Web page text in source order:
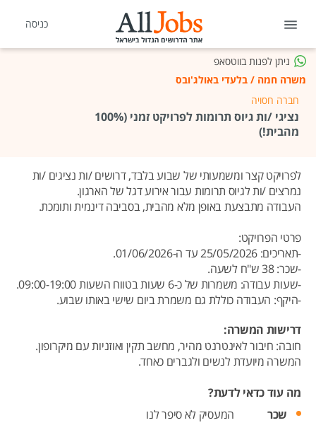
כניסה
ניתן לפנות בווטסאפ
משרה חמה / בלעדי באולג'ובס
חברה חסויה
נציגי /ות גיוס תרומות לפרויקט זמני (100%
מהבית!)
לפרויקט קצר ומשמעותי של שבוע בלבד, דרושים /ות נציגים /ות
נמרצים /ות לגיוס תרומות עבור אירוע דגל של הארגון.
העבודה מתבצעת באופן מלא מהבית, בסביבה דינמית ותומכת.
פרטי הפרויקט:
-תאריכים: 25/05/2026 עד ה-01/06/2026.
-שכר: 38 ש"ח לשעה.
-שעות עבודה: משמרות של כ-6 שעות בטווח השעות 09:00-19:00.
-היקף: העבודה כוללת גם משמרת ביום שישי באותו שבוע.
דרישות המשרה:
חובה: חיבור לאינטרנט מהיר, מחשב תקין ואוזניות עם מיקרופון.
המשרה מיועדת לנשים ולגברים כאחד.
מה עוד כדאי לדעת?
שכר
המעסיק לא סיפר לנו